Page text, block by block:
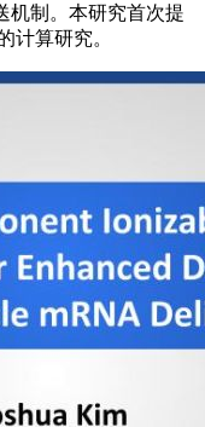
机制。本研究首次提
计算研究。